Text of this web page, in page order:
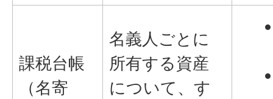
課税台帳
（名寄
名義人ごとに
所有する資産
について、す